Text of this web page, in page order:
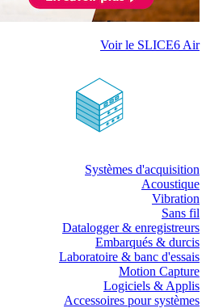
Voir le SLICE6 Air
Systèmes d'acquisition
Acoustique
Vibration
Sans fil
Datalogger & enregistreurs
Embarqués & durcis
Laboratoire & banc d'essais
Motion Capture
Logiciels & Applis
Accessoires pour systèmes